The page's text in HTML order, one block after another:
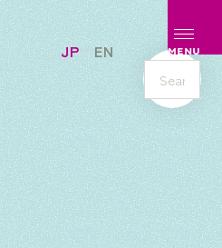
メニュ
MENU
JP
EN
s
e
a
r
c
h